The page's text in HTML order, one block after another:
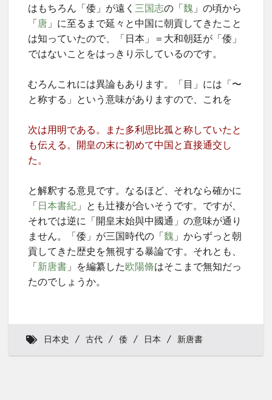
はもちろん「倭」が遠く 三国志の「魏 」の頃から
「唐 」に至るまで延々と中国に朝貢してきたこと
は知っていたので、「日本」＝大和朝廷が「倭」
ではないことをはっきり示しているのです。
むろんこれには異論もあります。「目」には「〜
と称する」という意味がありますので、これを
次は用明である。また多利思比孤と称していたと
も伝える。開皇の末に初めて中国と直接通交し
た。
と解釈する意見です。なるほど、それなら確かに
「日本書紀 」とも辻褄が合いそうです。ですが、
それでは逆に「開皇末始與中國通」の意味が通り
ません。「倭」が三国時代の「魏 」からずっと朝
貢してきた歴史を無視する暴論です。それとも、
「新唐書 」を編纂した欧陽脩はそこまで無知だっ
たのでしょうか。
日本史 古代 倭 日本 新唐書